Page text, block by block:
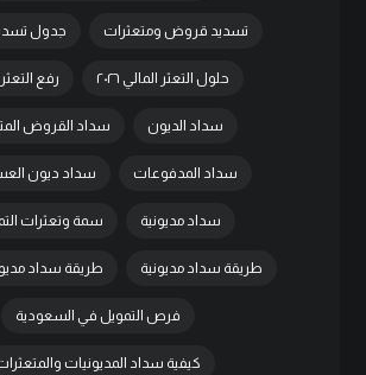
تسديد قروض ومتعثرات جدول
حلول التعثر المالي ٢٠٢٦ رفع التعثر
سداد الديون سداد القروض
سداد المدفوعات سداد ديون
سداد مديونية سمة وتعثرات
طريقة سداد مديونية طريقة سداد
فرص التمويل في السعودية
كيفية سداد المديونيات